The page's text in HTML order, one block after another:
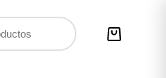
Carro